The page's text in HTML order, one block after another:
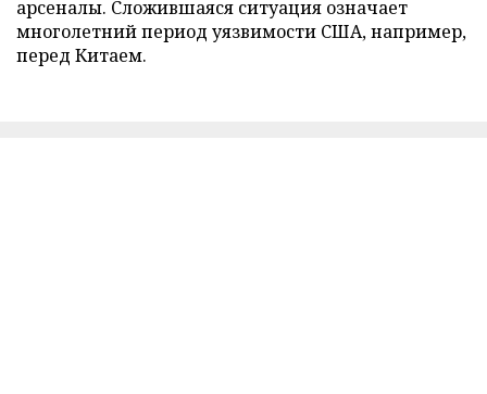
арсеналы. Сложившаяся ситуация означает
многолетний период уязвимости США, например,
перед Китаем.